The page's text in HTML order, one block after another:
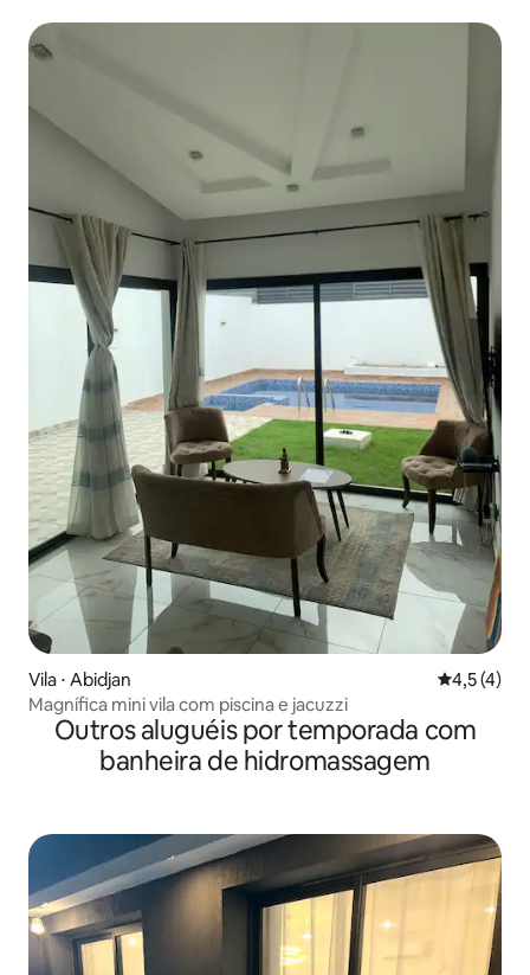
Vila ⋅ Abidjan 4,5 de
4,5 (4)
Magnífica mini vila com piscina e jacuzzi
Outros aluguéis por temporada com
banheira de hidromassagem